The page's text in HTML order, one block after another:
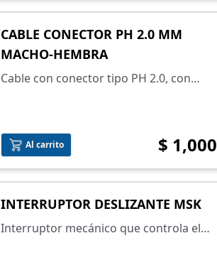
CABLE CONECTOR PH 2.0 MM
MACHO-HEMBRA
Cable con conector tipo PH 2.0, con
Selecciona el número de pines en la
lista.Al carrito $ 1,000
INTERRUPTOR DESLIZANTE MSK
Interruptor mecánico que controla el